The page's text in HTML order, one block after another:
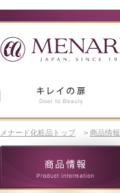
メナード化粧品トップ > 商品情報